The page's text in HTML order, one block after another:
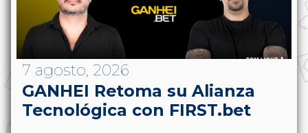
7 agosto, 2026
GANHEI Retoma su Alianza
Tecnológica con FIRST.bet